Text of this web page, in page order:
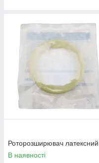
Роторозширювач латексний
В наявності